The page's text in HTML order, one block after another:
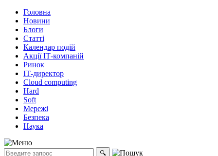
Головна
Новини
Блоги
Статті
Календар подій
Акції ІТ-компаній
Ринок
ІТ-директор
Cloud computing
Hard
Soft
Мережі
Безпека
Наука